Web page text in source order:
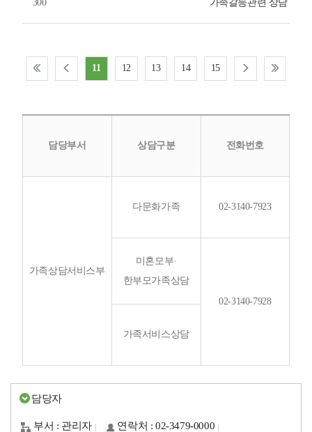
300 가족갈등관련 상담
11 12 13 14 15
담당부서 상담구분 전화번호
가족상담서비스부
다문화가족 02-3140-7923
미혼모부·
한부모가족상담
02-3140-7928
가족서비스상담
담당자
부서 : 관리자 연락처 : 02-3479-0000